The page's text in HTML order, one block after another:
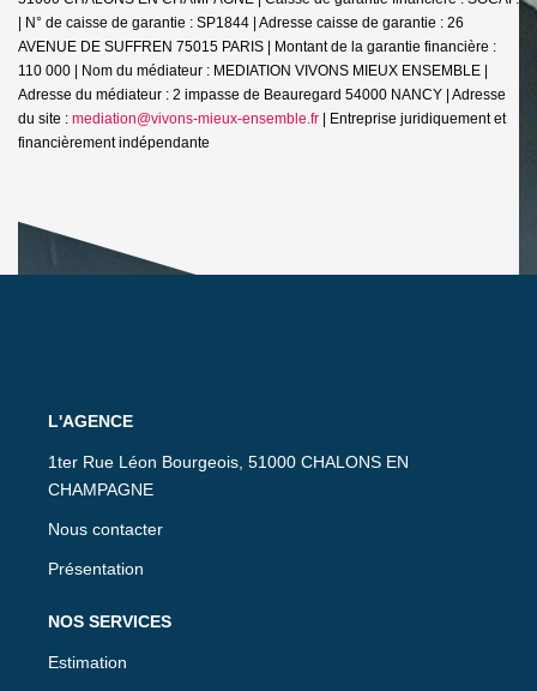
| N° de caisse de garantie : SP1844 | Adresse caisse de garantie : 26
AVENUE DE SUFFREN 75015 PARIS | Montant de la garantie financière :
110 000 | Nom du médiateur : MEDIATION VIVONS MIEUX ENSEMBLE |
Adresse du médiateur : 2 impasse de Beauregard 54000 NANCY | Adresse
du site : mediation@vivons-mieux-ensemble.fr
Entreprise juridiquement et
financièrement indépendante
L'AGENCE
1ter Rue Léon Bourgeois, 51000 CHALONS EN
CHAMPAGNE
Nous contacter
Présentation
NOS SERVICES
Estimation